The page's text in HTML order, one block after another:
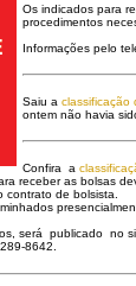
Os indicados para
procedimentos
Informações pelo
Saiu a classificação
ontem não havia
Confira a
receber as bolsas
contrato de bolsista.
será publicado no
8642.